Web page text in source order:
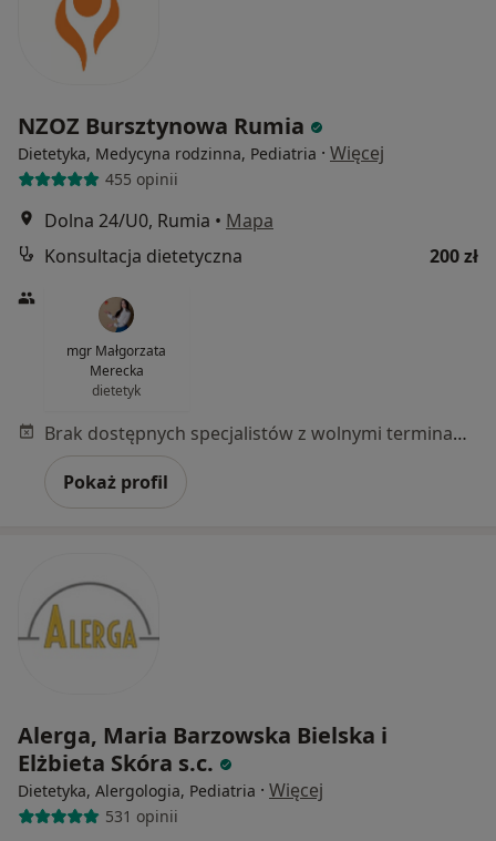
NZOZ Bursztynowa Rumia
Dietetyka, Medycyna rodzinna, Pediatria · Więcej
455 opinii
Dolna 24/U0, Rumia • Mapa
Konsultacja dietetyczna
200 zł
mgr Małgorzata
Merecka
dietetyk
Brak dostępnych specjalistów z wolnymi terminami w tym centrum medycznym.
Pokaż profil
Alerga, Maria Barzowska Bielska i
Elżbieta Skóra s.c.
Dietetyka, Alergologia, Pediatria · Więcej
531 opinii